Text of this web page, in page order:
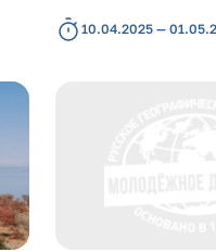
10.04.2025 —